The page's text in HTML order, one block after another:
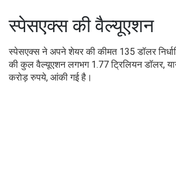
स्पेसएक्स की वैल्यूएशन
स्पेसएक्स ने अपने शेयर की कीमत 135 डॉलर
की कुल वैल्यूएशन लगभग 1.77 ट्रिलियन डॉलर,
करोड़ रुपये, आंकी गई है।